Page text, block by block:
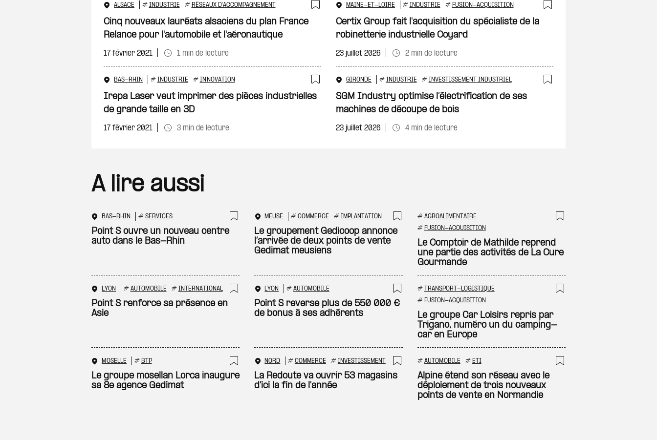
ALSACE # INDUSTRIE # RÉSEAUX D'ACCOMPAGNEMENT
Ajouter à ma sélection
Cinq nouveaux lauréats alsaciens du plan France
Relance pour l'automobile et l'aéronautique
17 février 2021 1 min de lecture
BAS-RHIN # INDUSTRIE # INNOVATION
Ajouter à ma sélection
Irepa Laser veut imprimer des pièces industrielles
de grande taille en 3D
17 février 2021 3 min de lecture
MAINE-ET-LOIRE # INDUSTRIE # FUSION-ACQUISITION
Certix Group fait l'acquisition du spécialiste de la
robinetterie industrielle Coyard
23 juillet 2026 2 min de lecture
GIRONDE # INDUSTRIE # INVESTISSEMENT INDUSTRIEL
SGM Industry optimise l’électrification de ses
machines de découpe de bois
23 juillet 2026 4 min de lecture
A lire aussi
BAS-RHIN # SERVICES
Ajouter à ma sélection
Point S ouvre un nouveau centre
auto dans le Bas-Rhin
MEUSE # COMMERCE # IMPLANTATION
Ajouter à ma sélection
Le groupement Gedicoop annonce
l’arrivée de deux points de vente
Gedimat meusiens
# AGROALIMENTAIRE
# FUSION-ACQUISITION
Le Comptoir de Mathilde reprend
une partie des activités de La Cure
Gourmande
LYON # AUTOMOBILE # INTERNATIONAL
Ajouter à ma sélection
Point S renforce sa présence en
Asie
LYON # AUTOMOBILE
Ajouter à ma sélection
Point S reverse plus de 550 000 €
de bonus à ses adhérents
# TRANSPORT-LOGISTIQUE
# FUSION-ACQUISITION
Le groupe Car Loisirs repris par
Trigano, numéro un du camping-
car en Europe
MOSELLE # BTP
Ajouter à ma sélection
Le groupe mosellan Lorca inaugure
sa 8e agence Gedimat
NORD # COMMERCE # INVESTISSEMENT
Ajouter à ma sélection
La Redoute va ouvrir 53 magasins
d'ici la fin de l'année
# AUTOMOBILE # ETI
Alpine étend son réseau avec le
déploiement de trois nouveaux
points de vente en Normandie